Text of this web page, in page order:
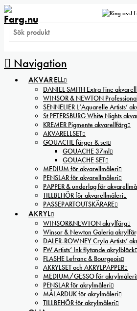
Navigation
AKVARELL
DANIEL SMITH Extra Fine
WINSOR & NEWTON
SENNELIER L’Aquarelle Artists’
St PETERSBURG White Nights
KREMER Pigmente akvarellfärg
AKVARELLSET
GOUACHE färger & set
GOUACHE 37ml
GOUACHE SET
MEDIUM för akvarellmåleri
PENSLAR för akvarellmåleri
PAPPER & underlag för
TILLBEHÖR för akvarellmåleri
PASSEPARTOUTSKÄRARE
AKRYL
WINSOR&NEWTON akrylfärg
Winsor & Newton Galeria
DALER-ROWNEY Cryla Artists’
FW Artists’ Ink flytande akrylbläck
FLASHE Lefranc & Bourgeois
AKRYLSET och AKRYLPAPPER
MEDIUM/GESSO för akrylmåleri
PENSLAR för akrylmåleri
MÅLARDUK för akrylmåleri
TILLBEHÖR för akrylmåleri